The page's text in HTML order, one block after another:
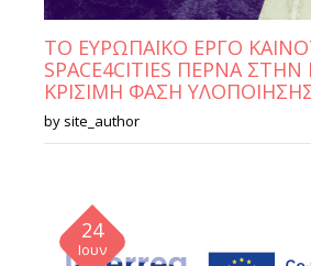
ΤΟ ΕΥΡΩΠΑΪΚΟ ΕΡΓΟ
SPACE4CITIES ΠΕΡΝΑ
ΚΡΙΣΙΜΗ ΦΑΣΗ
by site_author
24
Ιουν